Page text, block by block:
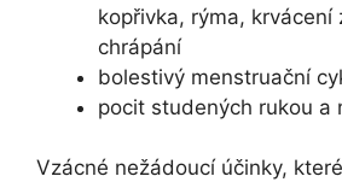
kopřivka, rýma, krvácení
chrápání
bolestivý menstruační
pocit studených rukou a
Vzácné nežádoucí účinky,